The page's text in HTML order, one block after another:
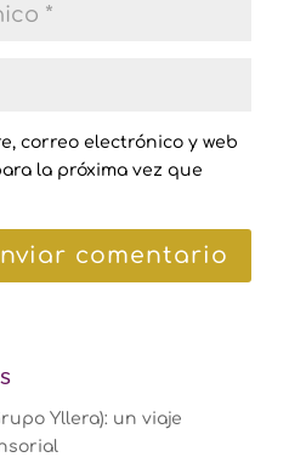
correo electrónico y web
la próxima vez que
Yllera): un viaje